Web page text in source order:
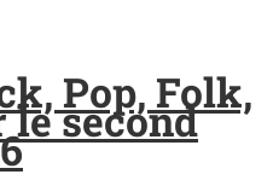
Pop, Folk,
second